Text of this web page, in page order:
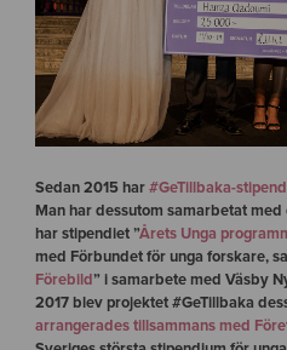
Sedan 2015 har#GeTillbaka-
Man har dessutom samarbetat
har stipendiet ”Årets Unga
med Förbundet för unga forskare,
Förebild” i samarbete med Väsby
2017 blev projektet #GeTillbaka
arrangerades tillsammans med